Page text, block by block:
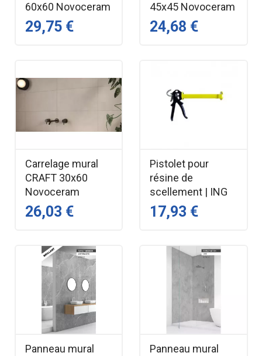
60x60 Novoceram
29,75 €
45x45 Novoceram
24,68 €
Carrelage mural
CRAFT 30x60
Novoceram
26,03 €
Pistolet pour
résine de
scellement | ING
17,93 €
Panneau mural
Panneau mural